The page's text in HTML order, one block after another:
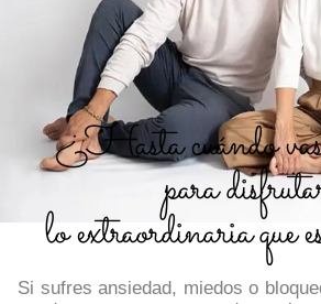
¿Hasta cuándo vas
para
lo extraordinaria que
Si sufres ansiedad, miedos o